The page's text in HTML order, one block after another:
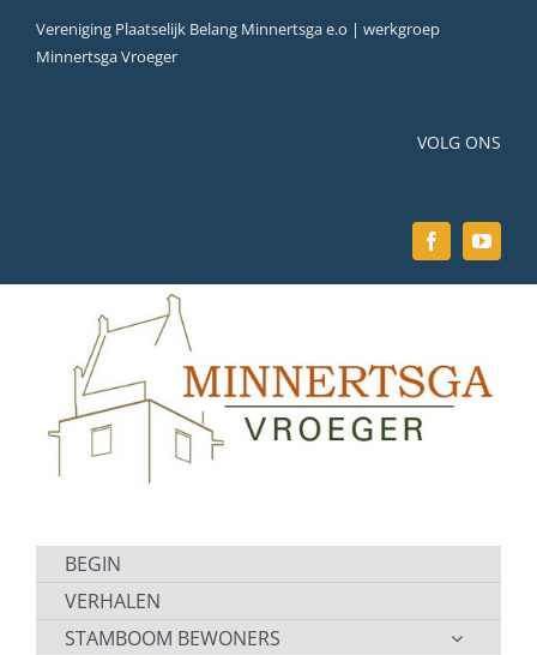
naar
Vereniging Plaatselijk Belang Minnertsga e.o | werkgroep
Minnertsga Vroeger
VOLG ONS
BEGIN
VERHALEN
STAMBOOM BEWONERS